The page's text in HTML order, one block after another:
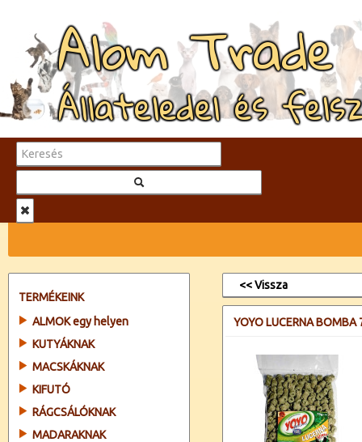
Alom Trade
Állateledel és
TERMÉKEINK
ALMOK egy helyen
KUTYÁKNAK
MACSKÁKNAK
KIFUTÓ
RÁGCSÁLÓKNAK
MADARAKNAK
<< Vissza
YOYO LUCERNA BOMBA